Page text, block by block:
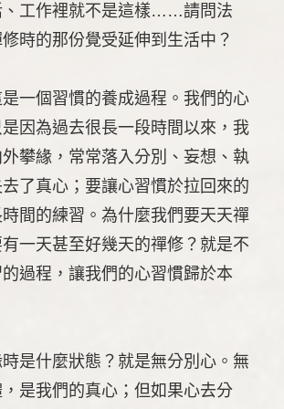
、工作裡就不是這樣……請問法
時的那份覺受延伸到生活中？
一個習慣的養成過程。我們的心
因為過去很長一段時間以來，我
攀緣，常常落入分別、妄想、執
了真心；要讓心習慣於拉回來的
間的練習。為什麼我們要天天禪
一天甚至好幾天的禪修？就是不
過程，讓我們的心習慣歸於本
是什麼狀態？就是無分別心。無
是我們的真心；但如果心去分